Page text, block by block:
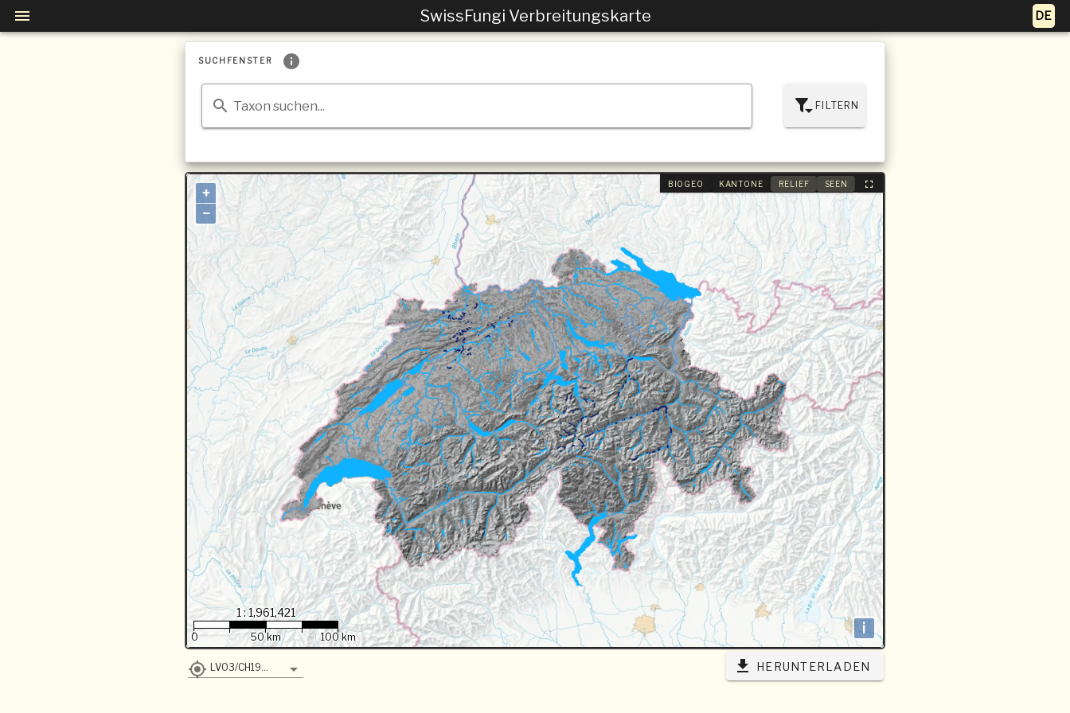
SwissFungi Verbreitungskarte
SUCHFENSTER
Taxon suchen... FILTERN
BIOGEO KANTONE RELIEF SEEN
+
−
i
1 : 1,961,421
0 50 km 100 km
LV03/CH1903 HERUNTERLADEN